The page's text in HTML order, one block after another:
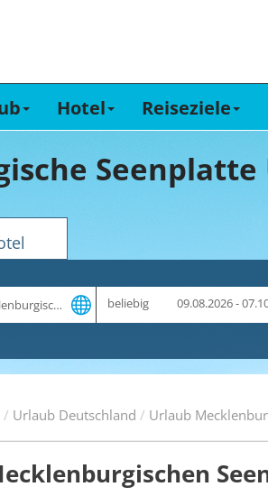
Hotel Reiseziele
Zeitraum
beliebig 09.08.2026 -
Urlaub Deutschland Urlaub